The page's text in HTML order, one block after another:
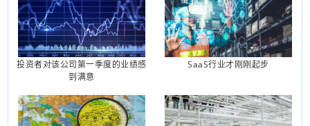
投资者对该公司第一季度的业绩感
到满意
SaaS行业才刚刚起步